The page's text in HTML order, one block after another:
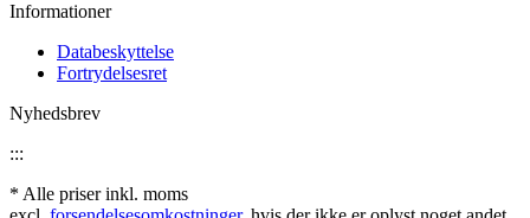
Informationer
Databeskyttelse
Fortrydelsesret
Nyhedsbrev
:::
* Alle priser inkl. moms